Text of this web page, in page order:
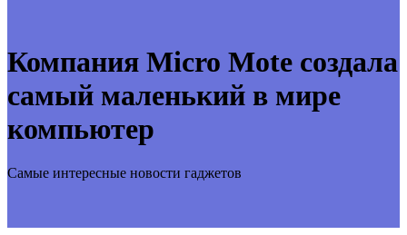
Компания Micro Mote создала
самый маленький в мире
компьютер
Самые интересные новости гаджетов